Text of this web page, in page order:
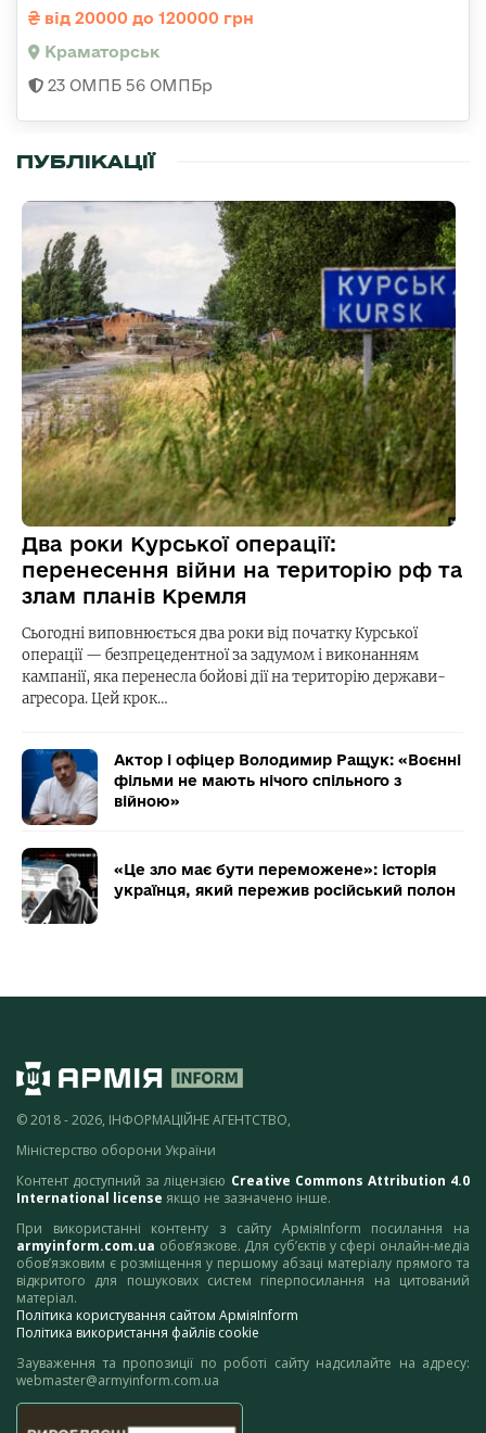
від 20000 до 120000 грн
Краматорськ
23 ОМПБ 56 ОМПБр
ПУБЛІКАЦІЇ
Два роки Курської операції:
перенесення війни на територію рф та
злам планів Кремля
Сьогодні виповнюється два роки від початку Курської
операції — безпрецедентної за задумом і виконанням
кампанії, яка перенесла бойові дії на територію держави-
агресора. Цей крок…
Актор і офіцер Володимир Ращук: «Воєнні
фільми не мають нічого спільного з
війною»
«Це зло має бути переможене»: історія
українця, який пережив російський полон
© 2018 - 2026, ІНФОРМАЦІЙНЕ АГЕНТСТВО,
Міністерство оборони України
Контент доступний за ліцензією Creative Commons Attribution 4.0
International license якщо не зазначено інше.
При використанні контенту з сайту АрміяInform посилання на
armyinform.com.ua обов’язкове. Для суб’єктів у сфері онлайн-медіа
обов’язковим є розміщення у першому абзаці матеріалу прямого та
відкритого для пошукових систем гіперпосилання на цитований
матеріал.
Політика користування сайтом АрміяInform
Політика використання файлів cookie
Зауваження та пропозиції по роботі сайту надсилайте на адресу:
webmaster@armyinform.com.ua